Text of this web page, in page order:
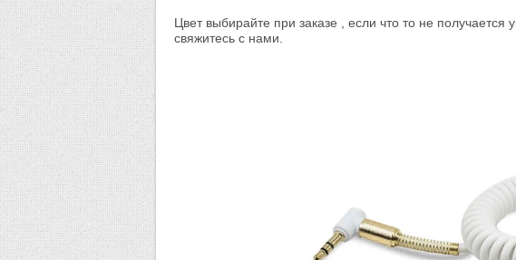
Цвет выбирайте при заказе , если что то не получается
свяжитесь с нами.